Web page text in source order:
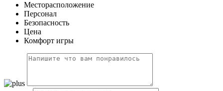
Месторасположение
Персонал
Безопасность
Цена
Комфорт игры